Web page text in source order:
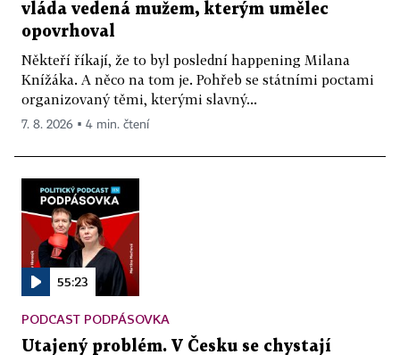
vláda vedená mužem, kterým umělec
opovrhoval
Někteří říkají, že to byl poslední happening Milana
Knížáka. A něco na tom je. Pohřeb se státními poctami
organizovaný těmi, kterými slavný...
7. 8. 2026 ▪ 4 min. čtení
55:23
PODCAST PODPÁSOVKA
Utajený problém. V Česku se chystají